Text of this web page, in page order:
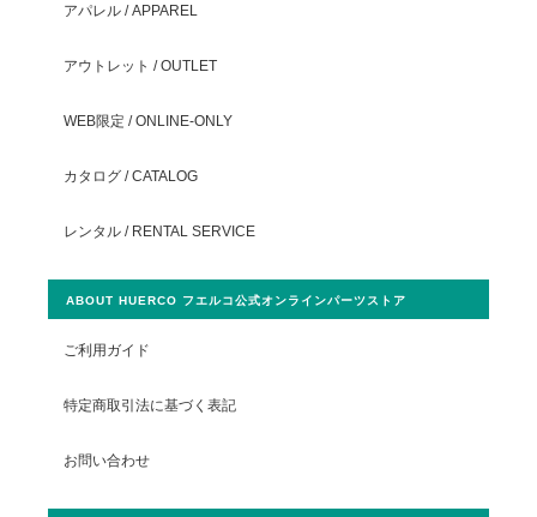
アパレル / APPAREL
アウトレット / OUTLET
WEB限定 / ONLINE-ONLY
カタログ / CATALOG
レンタル / RENTAL SERVICE
ABOUT HUERCO フエルコ公式オンラインパーツストア
ご利用ガイド
特定商取引法に基づく表記
お問い合わせ